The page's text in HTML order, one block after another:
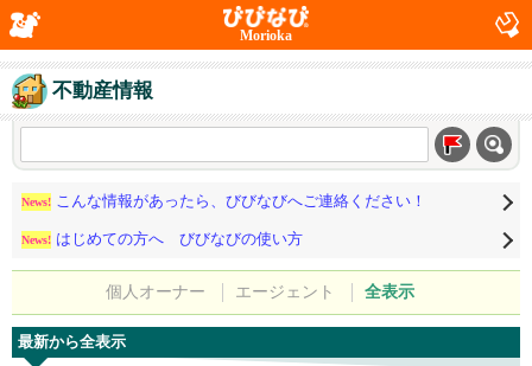
Morioka
不動産情報
News! こんな情報があったら、びびなびへご連絡ください！
News! はじめての方へ びびなびの使い方
個人オーナー エージェント 全表示
最新から全表示